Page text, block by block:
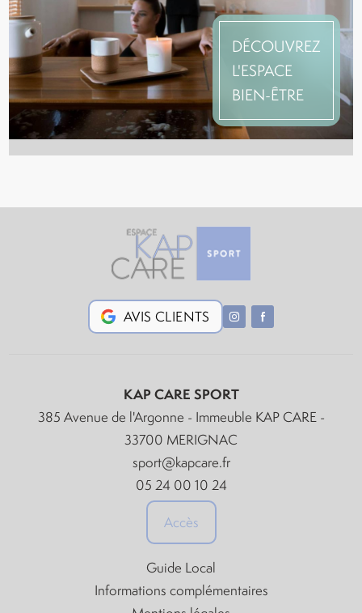
DÉCOUVREZ
L'ESPACE
BIEN-ÊTRE
AVIS CLIENTS
KAP CARE SPORT
385 Avenue de l'Argonne - Immeuble KAP CARE -
33700 MERIGNAC
sport@kapcare.fr
05 24 00 10 24
Accès
Guide Local
Informations complémentaires